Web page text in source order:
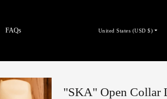
FAQs
selector
United States (USD $)
"SKA" Open Collar